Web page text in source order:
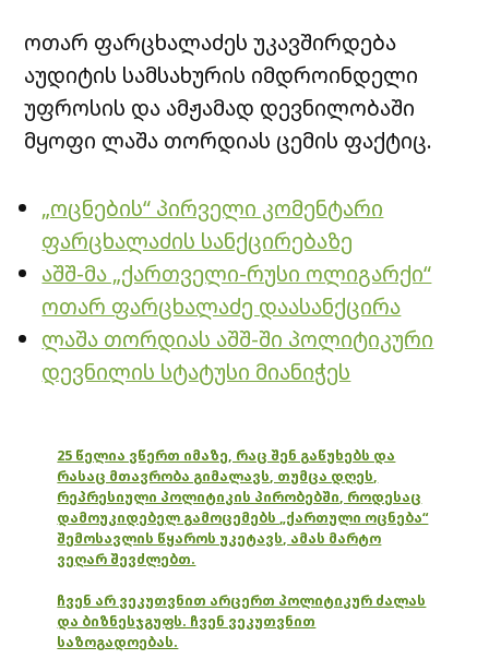
ოთარ ფარცხალაძეს უკავშირდება
აუდიტის სამსახურის იმდროინდელი
უფროსის და ამჟამად დევნილობაში
მყოფი ლაშა თორდიას ცემის ფაქტიც.
„ოცნების“ პირველი კომენტარი
ფარცხალაძის სანქცირებაზე
აშშ-მა „ქართველი-რუსი ოლიგარქი“
ოთარ ფარცხალაძე დაასანქცირა
ლაშა თორდიას აშშ-ში პოლიტიკური
დევნილის სტატუსი მიანიჭეს
25 წელია ვწერთ იმაზე, რაც შენ გაწუხებს და
რასაც მთავრობა გიმალავს, თუმცა დღეს,
რეპრესიული პოლიტიკის პირობებში, როდესაც
დამოუკიდებელ გამოცემებს „ქართული ოცნება“
შემოსავლის წყაროს უკეტავს, ამას მარტო
ვეღარ შევძლებთ.
ჩვენ არ ვეკუთვნით არცერთ პოლიტიკურ ძალას
და ბიზნესჯგუფს. ჩვენ ვეკუთვნით
საზოგადოებას.